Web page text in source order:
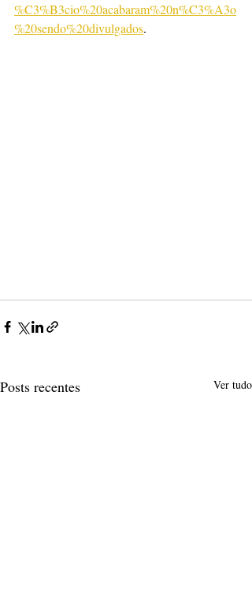
%C3%B3cio%20acabaram%20n%C3%A3o
%20sendo%20divulgados.
Posts recentes Ver tudo